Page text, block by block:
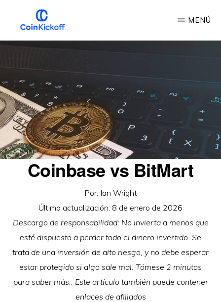
contenido
INICIO
MONEDA
MENÚ
Coinbase vs BitMart
Por: Ian Wright
Última actualización: 8 de enero de 2026
Descargo de responsabilidad: No invierta a menos que
esté dispuesto a perder todo el dinero invertido. Se
trata de una inversión de alto riesgo, y no debe esperar
estar protegido si algo sale mal. Tómese 2 minutos
para saber más.. Este artículo también puede contener
enlaces de afiliados